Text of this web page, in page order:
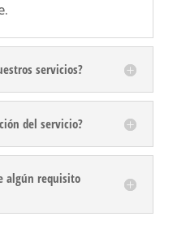
servicios?
del servicio?
algún requisito